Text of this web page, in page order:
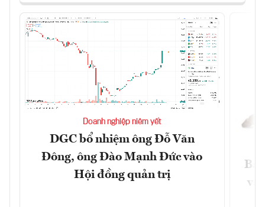
Doanh nghiệp niêm yết
DGC bổ nhiệm ông Đỗ Văn
Đông, ông Đào Mạnh Đức vào
Hội đồng quản trị
và